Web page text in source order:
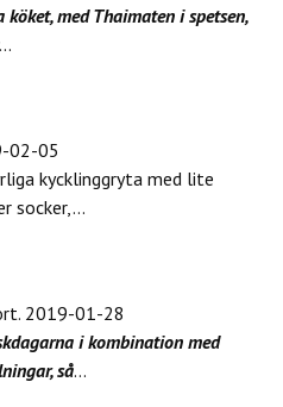
med Thaimaten i spetsen,
...
02-05
kycklinggryta med lite
socker,...
2019-01-28
i kombination med
så...